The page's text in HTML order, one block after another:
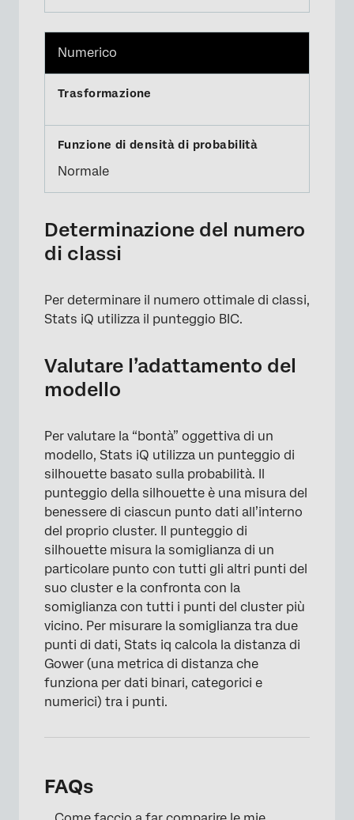
Numerico
Normale
Determinazione del numero
di classi
Per determinare il numero ottimale di classi,
Stats iQ utilizza il punteggio BIC.
Valutare l’adattamento del
modello
Per valutare la “bontà” oggettiva di un
modello, Stats iQ utilizza un punteggio di
silhouette basato sulla probabilità. Il
punteggio della silhouette è una misura del
benessere di ciascun punto dati all’interno
del proprio cluster. Il punteggio di
silhouette misura la somiglianza di un
particolare punto con tutti gli altri punti del
suo cluster e la confronta con la
somiglianza con tutti i punti del cluster più
vicino. Per misurare la somiglianza tra due
punti di dati, Stats iq calcola la distanza di
Gower (una metrica di distanza che
funziona per dati binari, categorici e
numerici) tra i punti.
FAQs